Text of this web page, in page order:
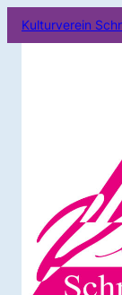
Kulturverein